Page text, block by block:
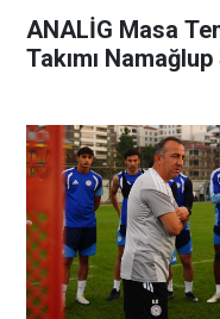
ANALİG Masa
Takımı